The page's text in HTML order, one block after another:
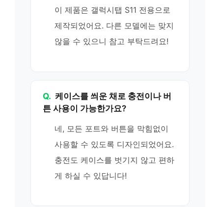
이 제품은 갤럭시탭 S11 전용으로
제작되었어요. 다른 모델에는 맞지
않을 수 있으니 참고 부탁드려요!
Q. 케이스를 씌운 채로 충전이나 버
튼 사용이 가능한가요?
네, 모든 포트와 버튼을 막힘없이
사용할 수 있도록 디자인되었어요.
충전도 케이스를 벗기지 않고 편하
게 하실 수 있답니다!